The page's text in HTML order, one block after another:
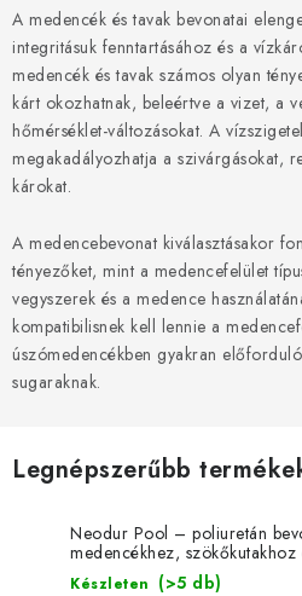
ANTI-GRAFFITI
TÖMÍTŐANYAGOK
SPRAY
SZERSZEREK
ÁLTALÁNOS SZERZŐDÉSI
ÁLTALÁNOS SZERZŐDÉSI
SZEMÉLYES ADATOK
A medencék és tavak bevonatai
integritásuk fenntartásához és a
medencék és tavak számos olyan
kárt okozhatnak, beleértve a vizet, a
hőmérséklet-változásokat. A
megakadályozhatja a szivárgásokat,
károkat.
A medencebevonat kiválasztásakor
tényezőket, mint a medencefelület
vegyszerek és a medence
kompatibilisnek kell lennie a
úszómedencékben gyakran
sugaraknak.
Legnépszerűbb
Neodur Pool – poliuretán
medencékhez, szökőkutakhoz
víztartályokhoz
Készleten (>5 db)